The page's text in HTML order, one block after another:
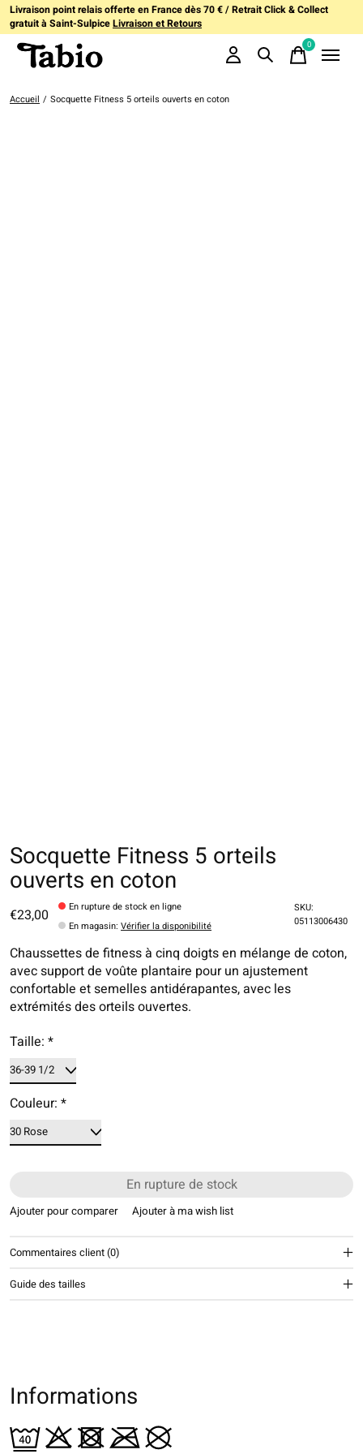
Livraison point relais offerte en France dès 70 € / Retrait Click & Collect
gratuit à Saint-SulpiceLivraison et Retours
0items
Accueil / Socquette Fitness 5 orteils ouverts en coton
Socquette Fitness 5 orteils
ouverts en coton
€23,00
En rupture de stock en ligne
En magasin:Vérifier la disponibilité
SKU:
05113006430
Chaussettes de fitness à cinq doigts en mélange de coton,
avec support de voûte plantaire pour un ajustement
confortable et semelles antidérapantes, avec les
extrémités des orteils ouvertes.
Taille: *
Couleur: *
En rupture de stock
Ajouter pour comparer Ajouter à ma wish list
Commentaires client (0)
Guide des tailles
Informations